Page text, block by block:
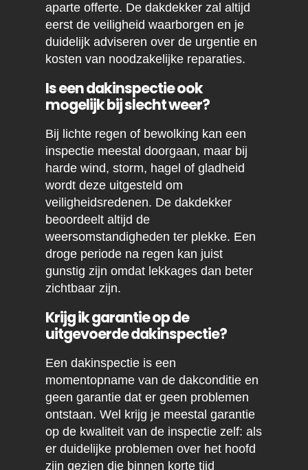
aparte offerte. De dakdekker zal altijd
eerst de veiligheid waarborgen en je
duidelijk adviseren over de urgentie en
kosten van noodzakelijke reparaties.
Is een dakinspectie ook
mogelijk bij slecht weer?
Bij lichte regen of bewolking kan een
inspectie meestal doorgaan, maar bij
harde wind, storm, hagel of gladheid
wordt deze uitgesteld om
veiligheidsredenen. De dakdekker
beoordeelt altijd de
weersomstandigheden ter plekke. Een
droge periode na regen kan juist
gunstig zijn omdat lekkages dan beter
zichtbaar zijn.
Krijg ik garantie op de
uitgevoerde dakinspectie?
Een dakinspectie is een
momentopname van de dakconditie en
geen garantie dat er geen problemen
ontstaan. Wel krijg je meestal garantie
op de kwaliteit van de inspectie zelf: als
er duidelijke problemen over het hoofd
zijn gezien die binnen korte tijd